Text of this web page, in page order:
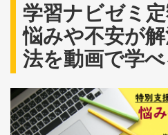
学習ナビゼミ
悩みや不安が
法を動画で学べ